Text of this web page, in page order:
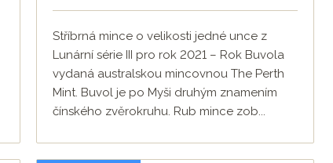
Stříbrná mince o velikosti jedné unce z
Lunární série III pro rok 2021 – Rok Buvola
vydaná australskou mincovnou The Perth
Mint. Buvol je po Myši druhým znamením
čínského zvěrokruhu. Rub mince zob...